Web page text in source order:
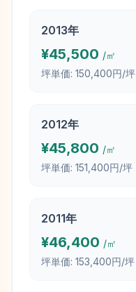
2013年
¥45,500 /㎡
坪単価: 150,400円/坪
2012年
¥45,800 /㎡
坪単価: 151,400円/坪
2011年
¥46,400 /㎡
坪単価: 153,400円/坪